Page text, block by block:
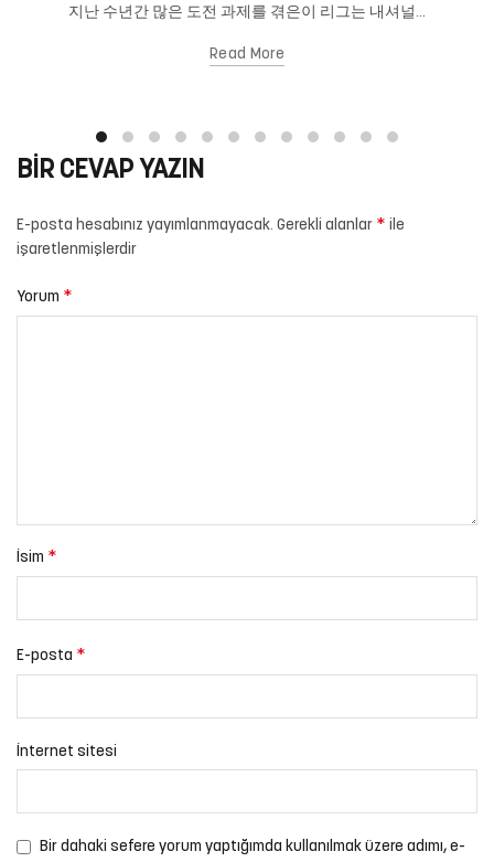
지난 수년간 많은 도전 과제를 겪은이 리그는 내셔널...
Read More
BIR CEVAP YAZIN
E-posta hesabınız yayımlanmayacak. Gerekli alanlar * ile
işaretlenmişlerdir
Yorum *
İsim *
E-posta *
İnternet sitesi
Bir dahaki sefere yorum yaptığımda kullanılmak üzere adımı, e-